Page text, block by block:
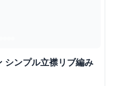
シンプル立襟リブ編み